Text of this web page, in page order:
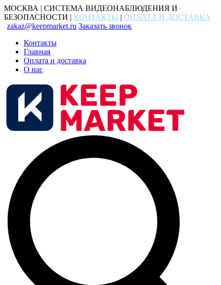
МОСКВА | СИСТЕМА ВИДЕОНАБЛЮДЕНИЯ И
БЕЗОПАСНОСТИ | КОНТАКТЫ | ОПЛАТА И ДОСТАВКА
zakaz@keepmarket.ru Заказать звонок
Контакты
Главная
Оплата и доставка
О нас